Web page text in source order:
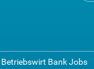
Betriebswirt Bank Jobs